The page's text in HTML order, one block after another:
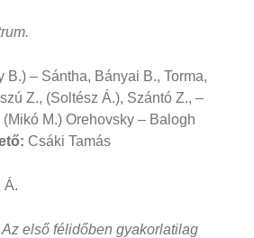
B.) – Sántha, Bányai B., Torma,
Z., (Soltész Á.), Szántó Z., –
(Mikó M.) Orehovsky – Balogh
Csáki Tamás
Á.
Az első félidőben gyakorlatilag